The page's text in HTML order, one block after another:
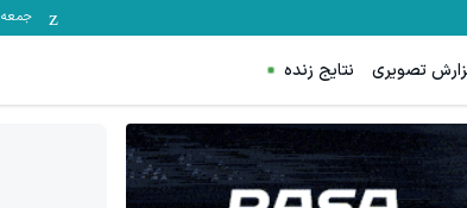
جمعه ۱۶ مرداد
تصویری نتایج زنده